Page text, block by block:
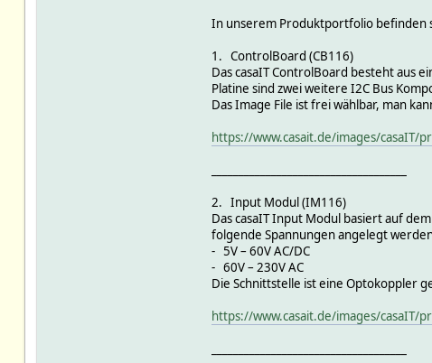
In unserem Produktportfolio befinden
1. ControlBoard (CB116)
Das casaIT ControlBoard besteht aus
Platine sind zwei weitere I2C Bus
Das Image File ist frei wählbar, man
https://www.casait.de/images/casaIT/
2. Input Modul (IM116)
Das casaIT Input Modul basiert auf
folgende Spannungen angelegt
- 5V – 60V AC/DC
- 60V – 230V AC
Die Schnittstelle ist eine Optokoppler
https://www.casait.de/images/casaIT/